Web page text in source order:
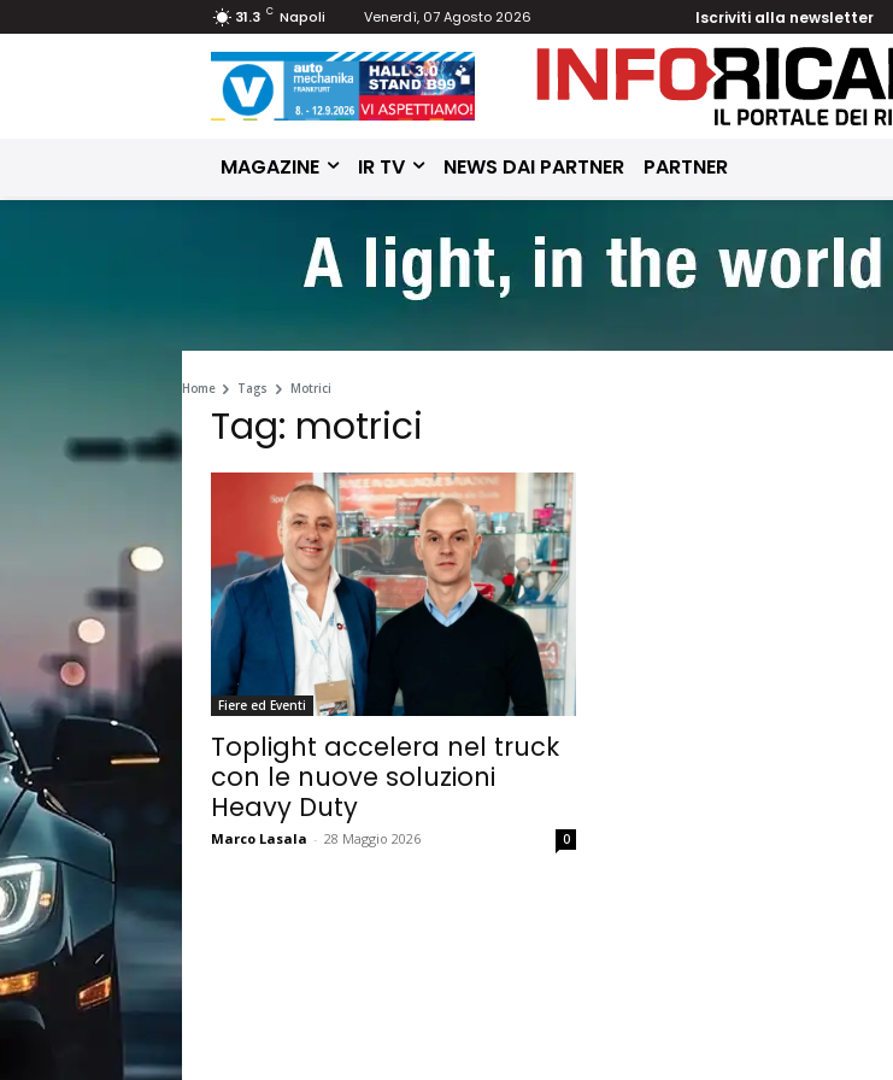
31.3 C Napoli Venerdì, 07 Agosto 2026 Iscriviti alla newsletter
MAGAZINE IR TV NEWS DAI PARTNER PARTNER
Home Tags Motrici
Tag: motrici
Fiere ed Eventi
Toplight accelera nel truck
con le nuove soluzioni
Heavy Duty
Marco Lasala - 28 Maggio 2026 0